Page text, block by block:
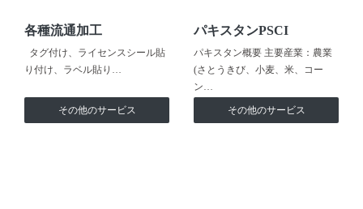
各種流通加工
タグ付け、ライセンスシール貼
り付け、ラベル貼り…
その他のサービス
パキスタンPSCI
パキスタン概要 主要産業：農業
(さとうきび、小麦、米、コー
ン…
その他のサービス